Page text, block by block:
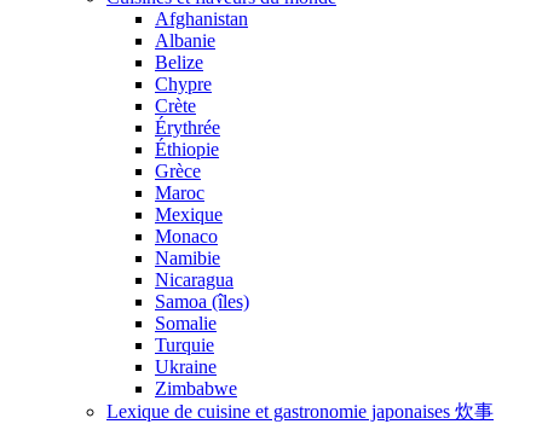
Afghanistan
Albanie
Belize
Chypre
Crète
Érythrée
Éthiopie
Grèce
Maroc
Mexique
Monaco
Namibie
Nicaragua
Samoa (îles)
Somalie
Turquie
Ukraine
Zimbabwe
Lexique de cuisine et gastronomie japonaises 炊事